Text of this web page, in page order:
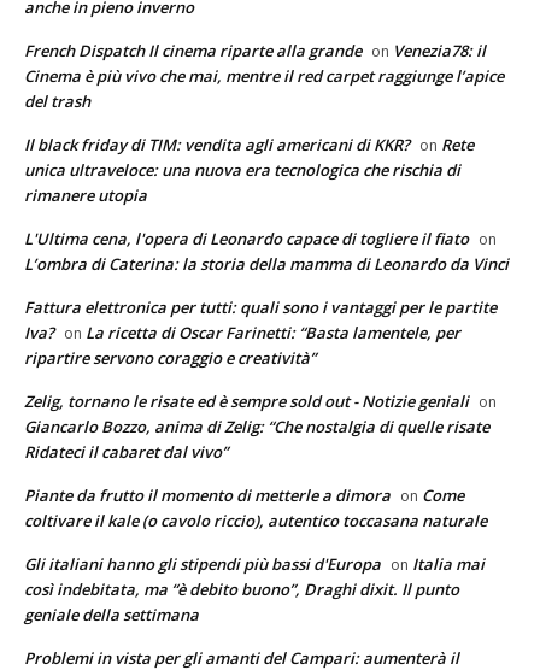
anche in pieno inverno
French Dispatch Il cinema riparte alla grande on Venezia78: il
Cinema è più vivo che mai, mentre il red carpet raggiunge l’apice
del trash
Il black friday di TIM: vendita agli americani di KKR? on Rete
unica ultraveloce: una nuova era tecnologica che rischia di
rimanere utopia
L'Ultima cena, l'opera di Leonardo capace di togliere il fiato on
L’ombra di Caterina: la storia della mamma di Leonardo da Vinci
Fattura elettronica per tutti: quali sono i vantaggi per le partite
Iva? on La ricetta di Oscar Farinetti: “Basta lamentele, per
ripartire servono coraggio e creatività”
Zelig, tornano le risate ed è sempre sold out - Notizie geniali on
Giancarlo Bozzo, anima di Zelig: “Che nostalgia di quelle risate
Ridateci il cabaret dal vivo”
Piante da frutto il momento di metterle a dimora on Come
coltivare il kale (o cavolo riccio), autentico toccasana naturale
Gli italiani hanno gli stipendi più bassi d'Europa on Italia mai
così indebitata, ma “è debito buono”, Draghi dixit. Il punto
geniale della settimana
Problemi in vista per gli amanti del Campari: aumenterà il